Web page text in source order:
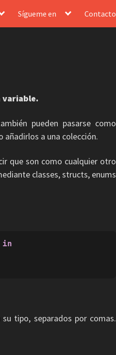
Sígueme en Contacto
variable.
pueden pasarse como
a una colección.
que son como cualquier otro
classes, structs, enums
in
tipo, separados por comas.